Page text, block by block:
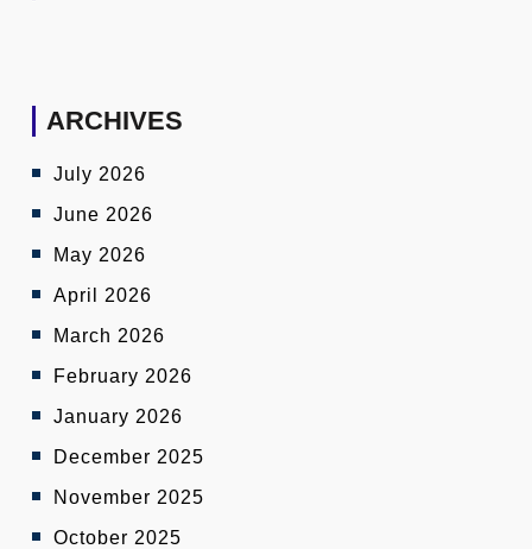
ARCHIVES
July 2026
June 2026
May 2026
April 2026
March 2026
February 2026
January 2026
December 2025
November 2025
October 2025